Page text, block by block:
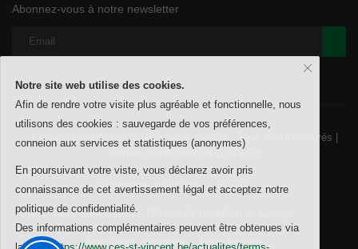
Abonnez-vous à notre newsletter
Copyright © 1999-2026 CES Saint-Vincent - Tous droits réservés |
Numéro d'entreprise 0411.074.023
Conditions d'utilisation
Livre anniversaire - 150 ans de fondation du Collège
Assistance technique Notre histoire
Notre site web utilise des cookies.
Afin de rendre votre visite plus agréable et fonctionnelle, nous
utilisons des cookies : sauvegarde de vos préférences,
conneion aux services et statistiques (anonymes)
En poursuivant votre viste, vous déclarez avoir pris
connaissance de cet avertissement légal et acceptez notre
politique de confidentialité.
Des informations complémentaires peuvent être obtenues via